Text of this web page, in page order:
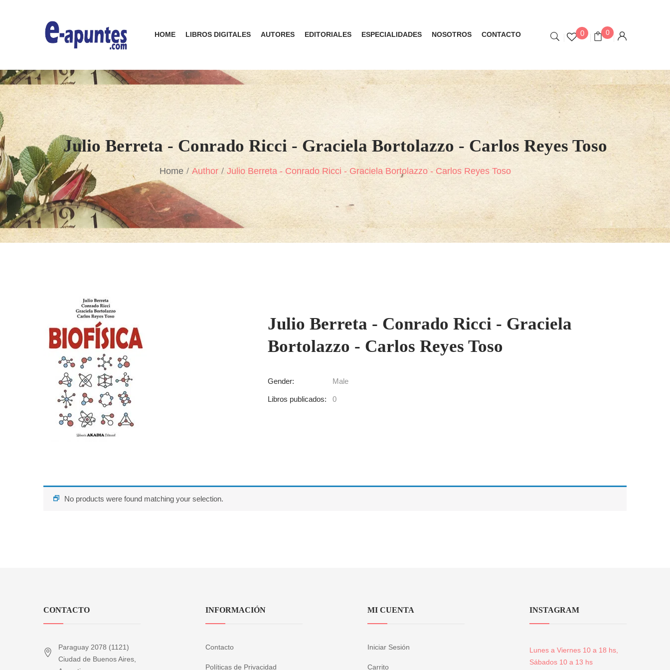
HOME LIBROS DIGITALES AUTORES EDITORIALES ESPECIALIDADES NOSOTROS CONTACTO 0 0
Julio Berreta - Conrado Ricci - Graciela Bortolazzo - Carlos Reyes Toso
Home Author Julio Berreta - Conrado Ricci - Graciela Bortolazzo - Carlos Reyes Toso
Julio Berreta - Conrado Ricci - Graciela
Bortolazzo - Carlos Reyes Toso
Gender: Male
Libros publicados: 0
No products were found matching your selection.
CONTACTO
Paraguay 2078 (1121)
Ciudad de Buenos Aires,
INFORMACIÓN
Contacto
Políticas de Privacidad
MI CUENTA
Iniciar Sesión
Carrito
INSTAGRAM
Lunes a Viernes 10 a 18 hs,
Sábados 10 a 13 hs